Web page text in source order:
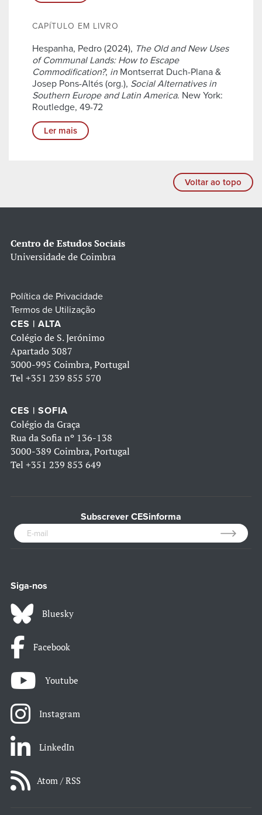
CAPÍTULO EM LIVRO
Hespanha, Pedro (2024), The Old and New Uses
of Communal Lands: How to Escape
Commodification?, in Montserrat Duch-Plana &
Josep Pons-Altés (org.), Social Alternatives in
Southern Europe and Latin America. New York:
Routledge, 49-72
Ler mais
Voltar ao topo
Centro de Estudos Sociais
Universidade de Coimbra
Política de Privacidade
Termos de Utilização
CES | ALTA
Colégio de S. Jerónimo
Apartado 3087
3000-995 Coimbra, Portugal
Tel +351 239 855 570
CES | SOFIA
Colégio da Graça
Rua da Sofia nº 136-138
3000-389 Coimbra, Portugal
Tel +351 239 853 649
Subscrever CESinforma
Siga-nos
Bluesky
Facebook
Youtube
Instagram
LinkedIn
Atom / RSS